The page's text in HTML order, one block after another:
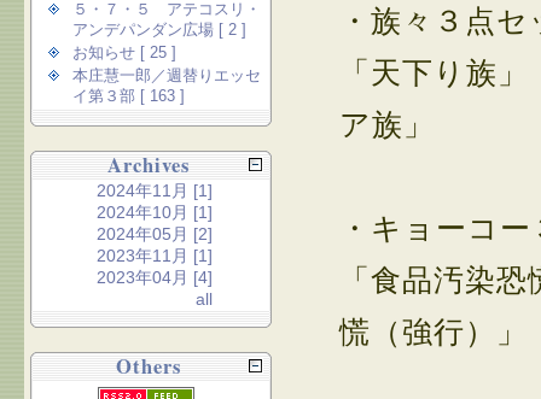
・族々３点セ
「天下り族
ア族」
・キョーコ
「食品汚染
慌（強行）」
５・７・５ アテコスリ・
アンデパンダン広場 [ 2 ]
お知らせ [ 25 ]
本庄慧一郎／週替りエッセ
イ第３部 [ 163 ]
Archives
2024年11月 [1]
2024年10月 [1]
2024年05月 [2]
2023年11月 [1]
2023年04月 [4]
all
Others